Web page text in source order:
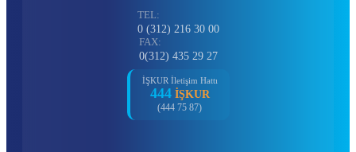
TEL:
0 (312) 216 30 00
FAX:
0(312) 435 29 27
İŞKUR İletişim Hattı
444 İŞKUR
(444 75 87)